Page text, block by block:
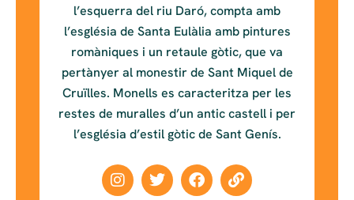
l’esquerra del riu Daró, compta amb
l’església de Santa Eulàlia amb pintures
romàniques i un retaule gòtic, que va
pertànyer al monestir de Sant Miquel de
Cruïlles. Monells es caracteritza per les
restes de muralles d’un antic castell i per
l’església d’estil gòtic de Sant Genís.